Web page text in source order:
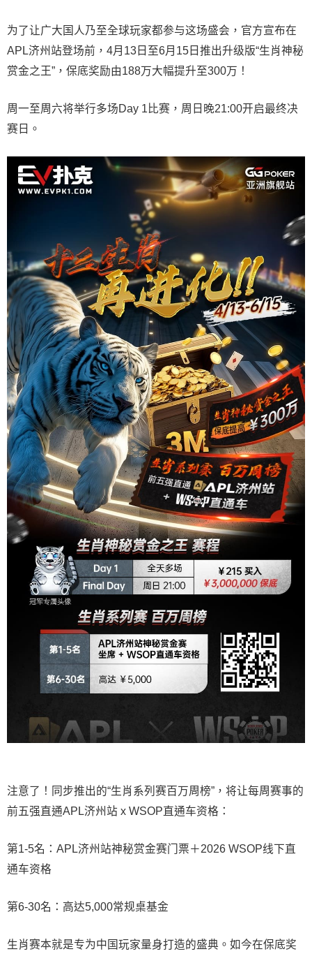
为了让广大国人乃至全球玩家都参与这场盛会，官方宣布在
APL济州站登场前，4月13日至6月15日推出升级版“生肖神秘
赏金之王”，保底奖励由188万大幅提升至300万！
周一至周六将举行多场Day 1比赛，周日晚21:00开启最终决
赛日。
注意了！同步推出的“生肖系列赛百万周榜”，将让每周赛事的
前五强直通APL济州站 x WSOP直通车资格：
第1-5名：APL济州站神秘赏金赛门票＋2026 WSOP线下直
通车资格
第6-30名：高达5,000常规桌基金
生肖赛本就是专为中国玩家量身打造的盛典。如今在保底奖